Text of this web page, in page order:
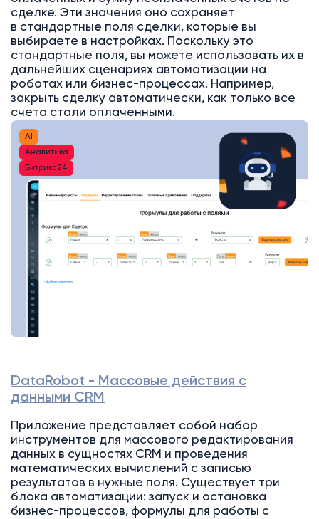
сделке. Эти значения оно сохраняет
в стандартные поля сделки, которые вы
выбираете в настройках. Поскольку это
стандартные поля, вы можете использовать их в
дальнейших сценариях автоматизации на
роботах или бизнес-процессах. Например,
закрыть сделку автоматически, как только все
счета стали оплаченными.
AI
Аналитика
Битрикс24
DataRobot - Массовые действия с
данными CRM
Приложение представляет собой набор
инструментов для массового редактирования
данных в сущностях CRM и проведения
математических вычислений с записью
результатов в нужные поля. Существует три
блока автоматизации: запуск и остановка
бизнес-процессов, формулы для работы с